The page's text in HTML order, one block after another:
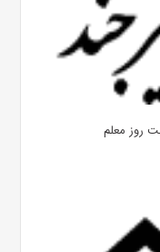
روز معلم